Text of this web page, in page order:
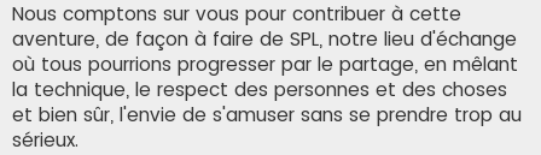
Nous comptons sur vous pour contribuer à cette
aventure, de façon à faire de SPL, notre lieu d'échange
où tous pourrions progresser par le partage, en mêlant
la technique, le respect des personnes et des choses
et bien sûr, l'envie de s'amuser sans se prendre trop au
sérieux.